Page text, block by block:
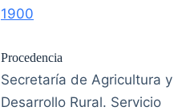
1900
Procedencia
Secretaría de Agricultura y
Desarrollo Rural. Servicio